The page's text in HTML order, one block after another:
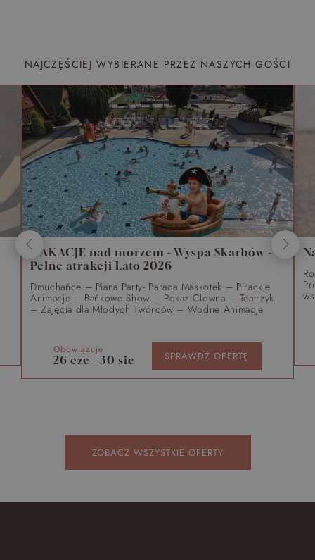
NAJCZĘŚCIEJ WYBIERANE PRZEZ NASZYCH GOŚCI
WAKACJE nad morzem - Wyspa Skarbów -
Pełne atrakcji Lato 2026
Dmuchańce – Piana Party- Parada Maskotek – Pirackie
Animacje – Bańkowe Show – Pokaz Clowna – Teatrzyk
– Zajęcia dla Młodych Twórców – Wodne Animacje
26 cze - 30 sie
Obowiązuje SPRAWDŹ OFERTĘ
ZOBACZ WSZYSTKIE OFERTY